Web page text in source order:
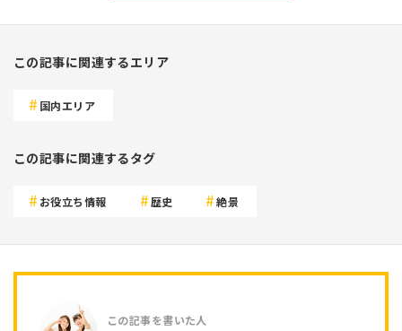
この記事に関連するエリア
国内エリア
この記事に関連するタグ
お役立ち情報 歴史 絶景